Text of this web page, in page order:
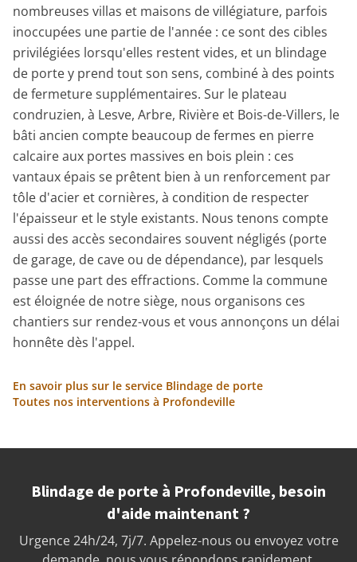
nombreuses villas et maisons de villégiature, parfois
inoccupées une partie de l'année : ce sont des cibles
privilégiées lorsqu'elles restent vides, et un blindage
de porte y prend tout son sens, combiné à des points
de fermeture supplémentaires. Sur le plateau
condruzien, à Lesve, Arbre, Rivière et Bois-de-Villers, le
bâti ancien compte beaucoup de fermes en pierre
calcaire aux portes massives en bois plein : ces
vantaux épais se prêtent bien à un renforcement par
tôle d'acier et cornières, à condition de respecter
l'épaisseur et le style existants. Nous tenons compte
aussi des accès secondaires souvent négligés (porte
de garage, de cave ou de dépendance), par lesquels
passe une part des effractions. Comme la commune
est éloignée de notre siège, nous organisons ces
chantiers sur rendez-vous et vous annonçons un délai
honnête dès l'appel.
En savoir plus sur le service Blindage de porte
Toutes nos interventions à Profondeville
Blindage de porte à Profondeville, besoin
d'aide maintenant ?
Urgence 24h/24, 7j/7. Appelez-nous ou envoyez votre